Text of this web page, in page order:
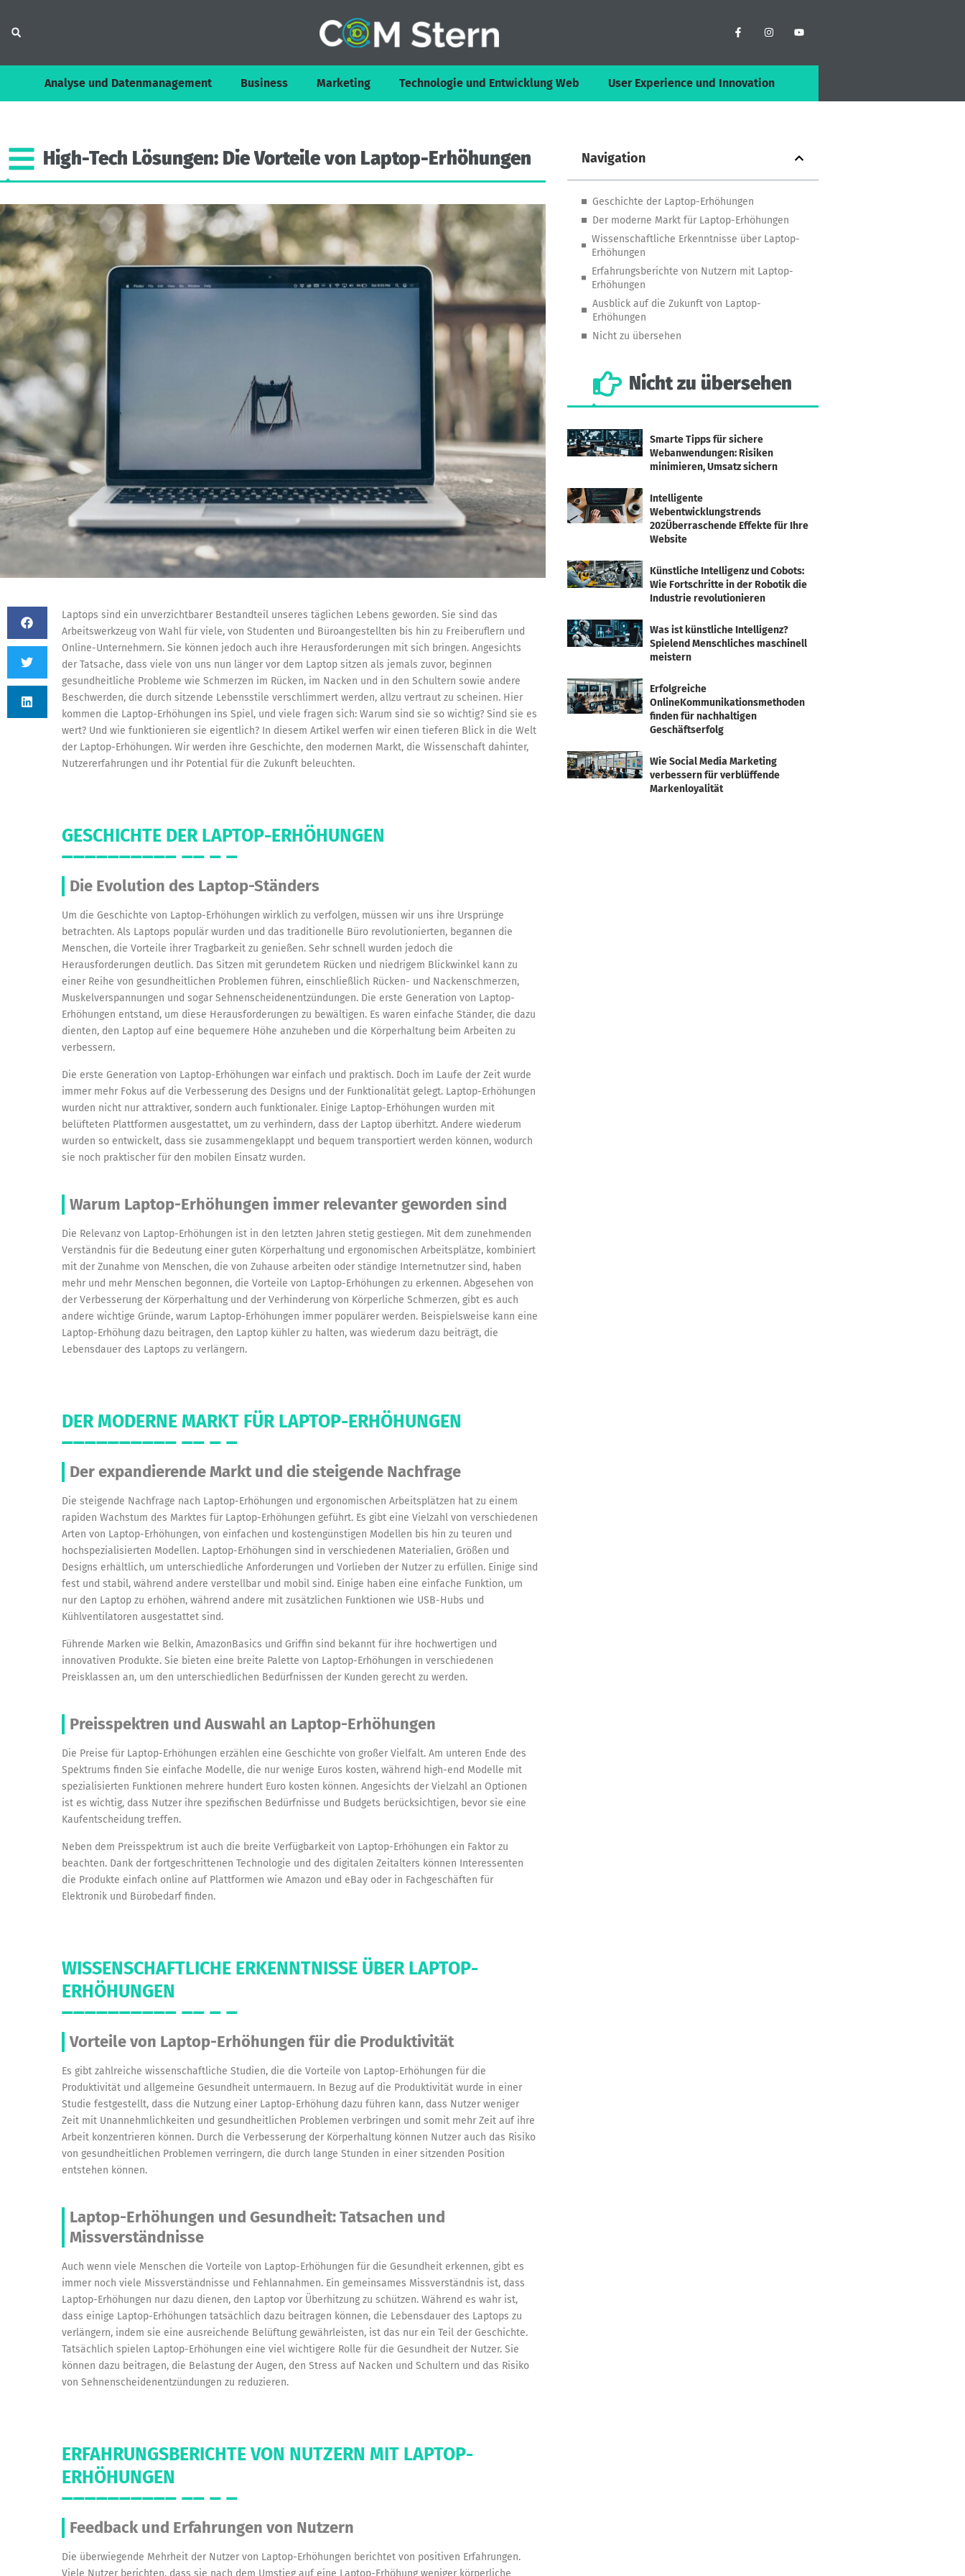
Analyse und Datenmanagement Business Marketing Technologie und Entwicklung Web User Experience und Innovation
High-Tech Lösungen: DieVorteilevon Laptop-Erhöhungen
Laptops sind ein unverzichtbarer Bestandteil unseres täglichen Lebens geworden. Sie sind das
Arbeitswerkzeug von Wahl für viele, von Studenten und Büroangestellten bis hin zu Freiberuflern und
Online-Unternehmern. Sie können jedoch auch ihre Herausforderungen mit sich bringen. Angesichts
der Tatsache, dass viele von uns nun länger vor dem Laptop sitzen als jemals zuvor, beginnen
gesundheitliche Probleme wie Schmerzen im Rücken, im Nacken und in den Schultern sowie andere
Beschwerden, die durch sitzende Lebensstile verschlimmert werden, allzu vertraut zu scheinen. Hier
kommen die Laptop-Erhöhungen ins Spiel, und viele fragen sich: Warum sind sie so wichtig? Sind sie es
wert? Und wie funktionieren sie eigentlich? In diesem Artikel werfen wir einen tieferen Blick in die Welt
der Laptop-Erhöhungen. Wir werden ihre Geschichte, den modernen Markt, die Wissenschaft dahinter,
Nutzererfahrungen und ihr Potential für die Zukunft beleuchten.
GESCHICHTE DER LAPTOP-ERHÖHUNGEN
Die Evolution des Laptop-Ständers
Um die Geschichte von Laptop-Erhöhungen wirklich zu verfolgen, müssen wir uns ihre Ursprünge
betrachten. Als Laptops populär wurden und das traditionelle Büro revolutionierten, begannen die
Menschen, die Vorteile ihrer Tragbarkeit zu genießen. Sehr schnell wurden jedoch die
Herausforderungen deutlich. Das Sitzen mit gerundetem Rücken und niedrigem Blickwinkel kann zu
einer Reihe von gesundheitlichen Problemen führen, einschließlich Rücken- und Nackenschmerzen,
Muskelverspannungen und sogar Sehnenscheidenentzündungen. Die erste Generation von Laptop-
Erhöhungen entstand, um diese Herausforderungen zu bewältigen. Es waren einfache Ständer, die dazu
dienten, den Laptop auf eine bequemere Höhe anzuheben und die Körperhaltung beim Arbeiten zu
verbessern.
Die erste Generation von Laptop-Erhöhungen war einfach und praktisch. Doch im Laufe der Zeit wurde
immer mehr Fokus auf die Verbesserung des Designs und der Funktionalität gelegt. Laptop-Erhöhungen
wurden nicht nur attraktiver, sondern auch funktionaler. Einige Laptop-Erhöhungen wurden mit
belüfteten Plattformen ausgestattet, um zu verhindern, dass der Laptop überhitzt. Andere wiederum
wurden so entwickelt, dass sie zusammengeklappt und bequem transportiert werden können, wodurch
sie noch praktischer für den mobilen Einsatz wurden.
Warum Laptop-Erhöhungen immer relevanter geworden sind
Die Relevanz von Laptop-Erhöhungen ist in den letzten Jahren stetig gestiegen. Mit dem zunehmenden
Verständnis für die Bedeutung einer guten Körperhaltung und ergonomischen Arbeitsplätze, kombiniert
mit der Zunahme von Menschen, die von Zuhause arbeiten oder ständige Internetnutzer sind, haben
mehr und mehr Menschen begonnen, die Vorteile von Laptop-Erhöhungen zu erkennen. Abgesehen von
der Verbesserung der Körperhaltung und der Verhinderung von Körperliche Schmerzen, gibt es auch
andere wichtige Gründe, warum Laptop-Erhöhungen immer populärer werden. Beispielsweise kann eine
Laptop-Erhöhung dazu beitragen, den Laptop kühler zu halten, was wiederum dazu beiträgt, die
Lebensdauer des Laptops zu verlängern.
DER MODERNE MARKT FÜR LAPTOP-ERHÖHUNGEN
Der expandierende Markt und die steigende Nachfrage
Die steigende Nachfrage nach Laptop-Erhöhungen und ergonomischen Arbeitsplätzen hat zu einem
rapiden Wachstum des Marktes für Laptop-Erhöhungen geführt. Es gibt eine Vielzahl von verschiedenen
Arten von Laptop-Erhöhungen, von einfachen und kostengünstigen Modellen bis hin zu teuren und
hochspezialisierten Modellen. Laptop-Erhöhungen sind in verschiedenen Materialien, Größen und
Designs erhältlich, um unterschiedliche Anforderungen und Vorlieben der Nutzer zu erfüllen. Einige sind
fest und stabil, während andere verstellbar und mobil sind. Einige haben eine einfache Funktion, um
nur den Laptop zu erhöhen, während andere mit zusätzlichen Funktionen wie USB-Hubs und
Kühlventilatoren ausgestattet sind.
Führende Marken wie Belkin, AmazonBasics und Griffin sind bekannt für ihre hochwertigen und
innovativen Produkte. Sie bieten eine breite Palette von Laptop-Erhöhungen in verschiedenen
Preisklassen an, um den unterschiedlichen Bedürfnissen der Kunden gerecht zu werden.
Preisspektren und Auswahl an Laptop-Erhöhungen
Die Preise für Laptop-Erhöhungen erzählen eine Geschichte von großer Vielfalt. Am unteren Ende des
Spektrums finden Sie einfache Modelle, die nur wenige Euros kosten, während high-end Modelle mit
spezialisierten Funktionen mehrere hundert Euro kosten können. Angesichts der Vielzahl an Optionen
ist es wichtig, dass Nutzer ihre spezifischen Bedürfnisse und Budgets berücksichtigen, bevor sie eine
Kaufentscheidung treffen.
Neben dem Preisspektrum ist auch die breite Verfügbarkeit von Laptop-Erhöhungen ein Faktor zu
beachten. Dank der fortgeschrittenen Technologie und des digitalen Zeitalters können Interessenten
die Produkte einfach online auf Plattformen wie Amazon und eBay oder in Fachgeschäften für
Elektronik und Bürobedarf finden.
WISSENSCHAFTLICHE ERKENNTNISSE ÜBER LAPTOP-
ERHÖHUNGEN
Vorteile von Laptop-Erhöhungen für die Produktivität
Es gibt zahlreiche wissenschaftliche Studien, die die Vorteile von Laptop-Erhöhungen für die
Produktivität und allgemeine Gesundheit untermauern. In Bezug auf die Produktivität wurde in einer
Studie festgestellt, dass die Nutzung einer Laptop-Erhöhung dazu führen kann, dass Nutzer weniger
Zeit mit Unannehmlichkeiten und gesundheitlichen Problemen verbringen und somit mehr Zeit auf ihre
Arbeit konzentrieren können. Durch die Verbesserung der Körperhaltung können Nutzer auch das Risiko
von gesundheitlichen Problemen verringern, die durch lange Stunden in einer sitzenden Position
entstehen können.
Laptop-Erhöhungen und Gesundheit: Tatsachen und
Missverständnisse
Auch wenn viele Menschen die Vorteile von Laptop-Erhöhungen für die Gesundheit erkennen, gibt es
immer noch viele Missverständnisse und Fehlannahmen. Ein gemeinsames Missverständnis ist, dass
Laptop-Erhöhungen nur dazu dienen, den Laptop vor Überhitzung zu schützen. Während es wahr ist,
dass einige Laptop-Erhöhungen tatsächlich dazu beitragen können, die Lebensdauer des Laptops zu
verlängern, indem sie eine ausreichende Belüftung gewährleisten, ist das nur ein Teil der Geschichte.
Tatsächlich spielen Laptop-Erhöhungen eine viel wichtigere Rolle für die Gesundheit der Nutzer. Sie
können dazu beitragen, die Belastung der Augen, den Stress auf Nacken und Schultern und das Risiko
von Sehnenscheidenentzündungen zu reduzieren.
ERFAHRUNGSBERICHTE VON NUTZERN MIT LAPTOP-
ERHÖHUNGEN
Feedback und Erfahrungen von Nutzern
Die überwiegende Mehrheit der Nutzer von Laptop-Erhöhungen berichtet von positiven Erfahrungen.
Navigation
Geschichte der Laptop-Erhöhungen
Der moderne Markt für Laptop-Erhöhungen
Wissenschaftliche Erkenntnisse über Laptop-
Erhöhungen
Erfahrungsberichte von Nutzern mit Laptop-
Erhöhungen
Ausblick auf die Zukunft von Laptop-
Erhöhungen
Nicht zu übersehen
Nicht zu übersehen
Smarte Tipps für sichere
Webanwendungen: Risiken
minimieren, Umsatz sichern
Intelligente
Webentwicklungstrends
202Überraschende Effekte für Ihre
Website
Künstliche Intelligenz und Cobots:
Wie Fortschritte in der Robotik die
Industrie revolutionieren
Was ist künstliche Intelligenz?
Spielend Menschliches maschinell
meistern
Erfolgreiche
OnlineKommunikationsmethoden
finden für nachhaltigen
Geschäftserfolg
Wie Social Media Marketing
verbessern für verblüffende
Markenloyalität